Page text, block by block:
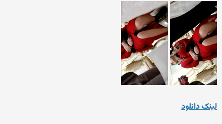
لینک دانلود